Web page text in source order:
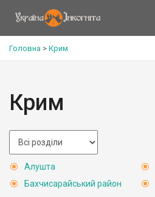
Головна > Крим
Крим
Алушта
Бахчисарайський район